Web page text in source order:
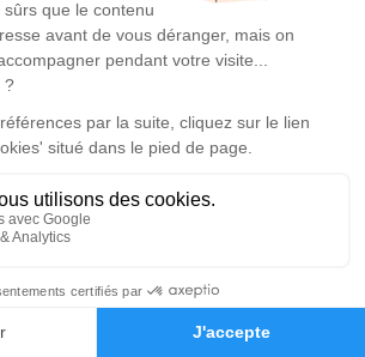
Hommages
d’arbre hommage est
Je rends hommage
d'Amiens